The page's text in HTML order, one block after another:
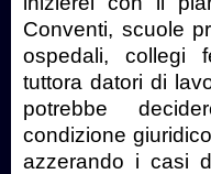
Conventi, scuole
ospedali, collegi
tuttora datori di
potrebbe
condizione
azzerando i casi